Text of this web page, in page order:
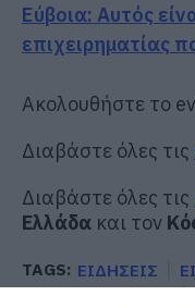
Εύβοια: Αυτός
επιχειρηματίας
Ακολουθήστε το
Διαβάστε όλες τις
Διαβάστε όλες τις
Ελλάδα και τον
TAGS: ΕΙΔΗΣΕΙΣ